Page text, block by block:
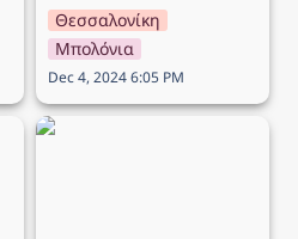
Θεσσαλονίκη
Μπολόνια
Dec 4, 2024 6:05 PM
Ταξίδι στην Νάπολη → 5